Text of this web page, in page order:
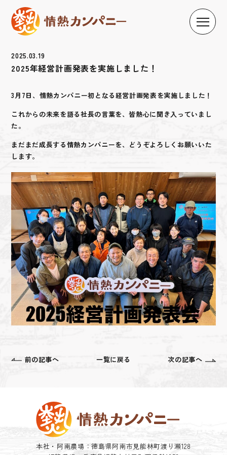
2025.03.19
2025年経営計画発表を実施しました！
3月7日、情熱カンパニー初となる経営計画発表を実施しました！
これからの未来を語る社長の言葉を、皆熱心に聞き入っていまし
た。
まだまだ成長する情熱カンパニーを、どうぞよろしくお願いいた
します。
前の記事へ 一覧に戻る 次の記事へ
本社・阿南農場：徳島県阿南市見能林町渡り瀬128